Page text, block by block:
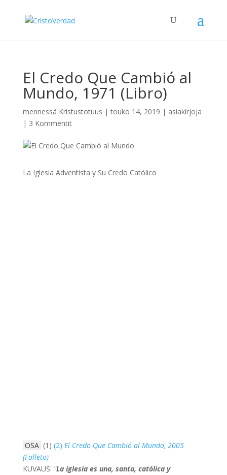
El Credo Que Cambió al
Mundo, 1971 (Libro)
mennessä Kristustotuus |touko 14, 2019 | asiakirjoja
| 3 Kommentit
La Iglesia Adventista y Su Credo Católico
OSA (1) (2) El Credo Que Cambió al Mundo, 2005
(Folleto)
KUVAUS: "La iglesia es una, santa, católica y